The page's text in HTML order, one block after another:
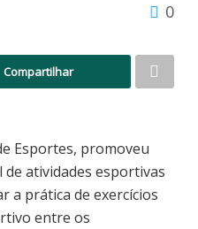
0
Compartilhar
Esportes, promoveu
atividades esportivas
a prática de exercícios
entre os